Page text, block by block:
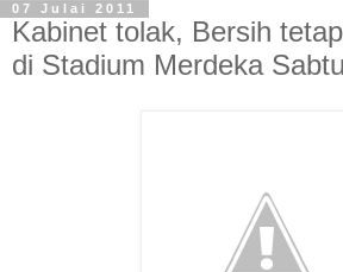
07 Julai 2011
Kabinet tolak, Bersih
di Stadium Merdeka